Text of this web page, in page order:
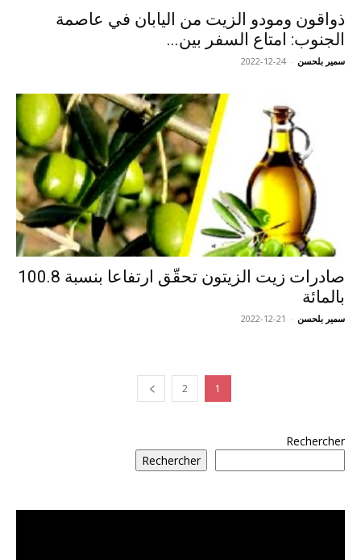
ذواقون ومودو الزيت من اليابان في عاصمة
الجنوب: امتاع السفر بين...
سمير بلحسن -
2022-12-24
صادرات زيت الزيتون تحقّق ارتفاعا بنسبة 100.8
بالمائة
سمير بلحسن -
2022-12-21
1
2
Rechercher
Rechercher